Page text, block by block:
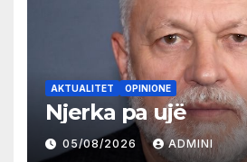
AKTUALITET OPINIONE
Njerka pa ujë
05/08/2026 ADMINI